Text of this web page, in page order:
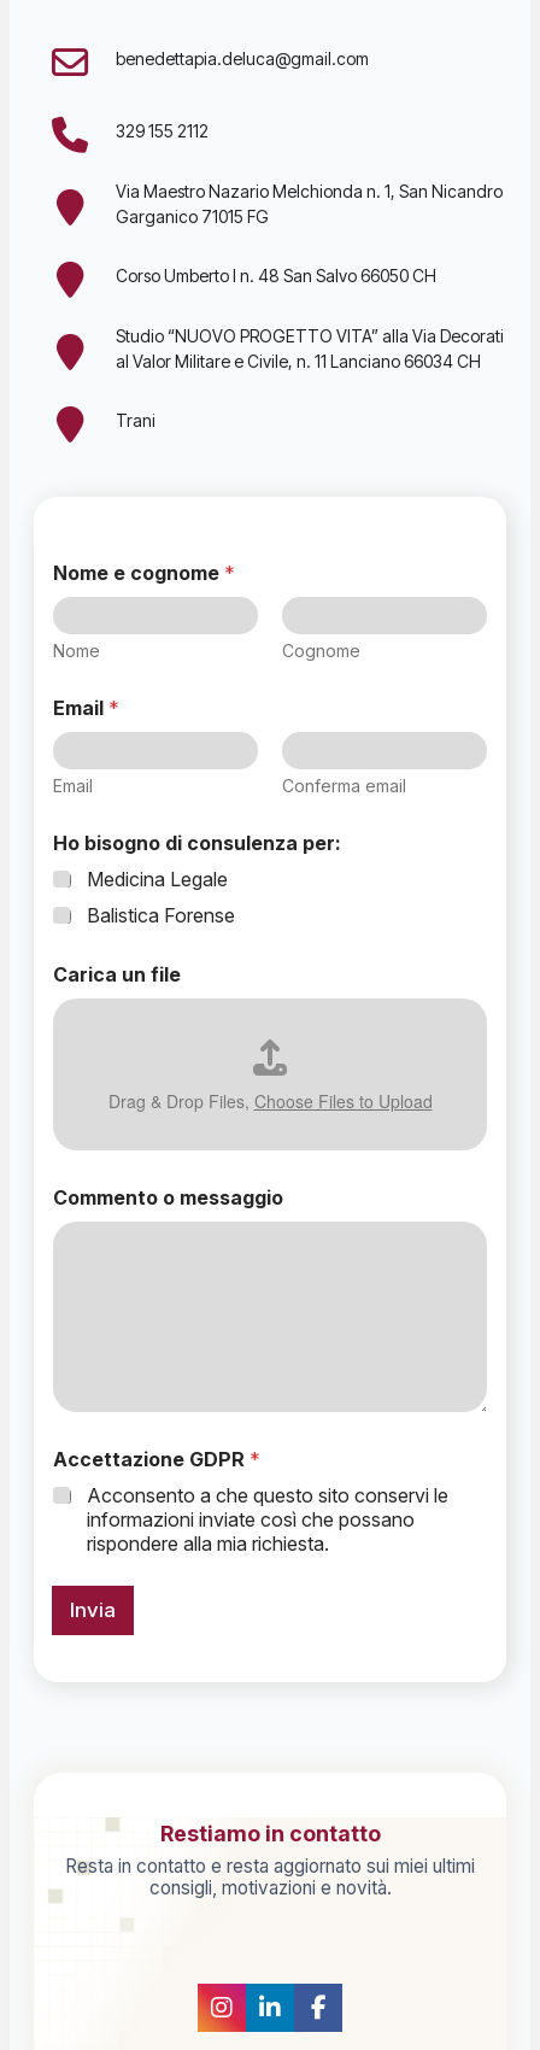
benedettapia.deluca@gmail.com
329 155 2112
Via Maestro Nazario Melchionda n. 1, San Nicandro
Garganico 71015 FG
Corso Umberto I n. 48 ⁠San Salvo 66050 CH
Studio “NUOVO PROGETTO VITA” alla Via Decorati
al Valor Militare e Civile, n. 11 ⁠⁠Lanciano 66034 CH
⁠⁠Trani
Nome e cognome *
Nome Cognome
Email *
Email Conferma email
Ho bisogno di consulenza per:
Medicina Legale
Balistica Forense
o
m
g
o
Carica un file
Drag & Drop Files, Choose Files to Upload
Commento o messaggio
Accettazione GDPR *
Acconsento a che questo sito conservi le
informazioni inviate così che possano
rispondere alla mia richiesta.
Invia
Restiamo in contatto
Resta in contatto e resta aggiornato sui miei ultimi
consigli, motivazioni e novità.